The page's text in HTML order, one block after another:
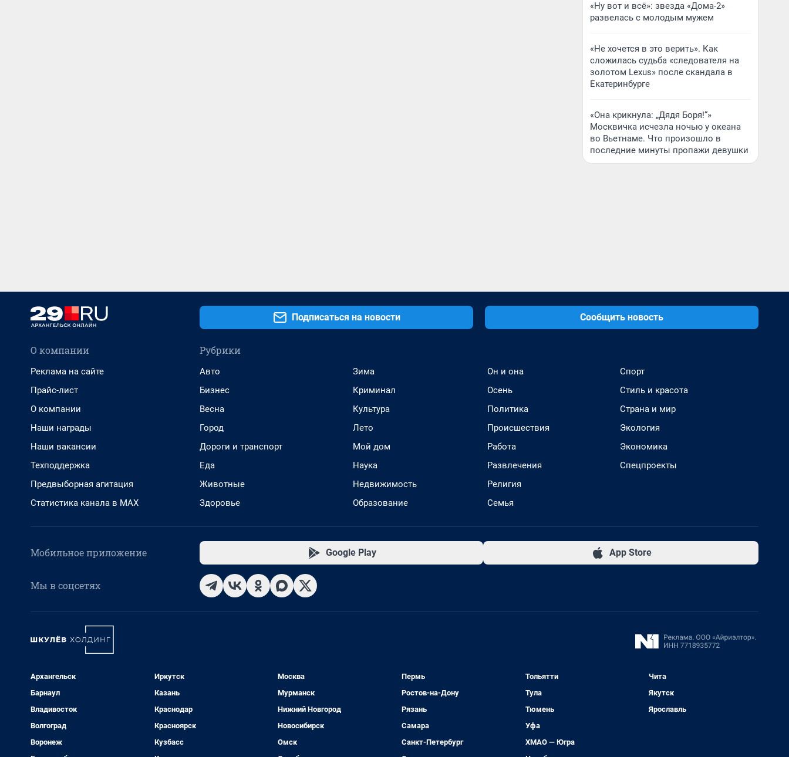
«Ну вот и всё»: звезда «Дома-2»
развелась с молодым мужем
«Не хочется в это верить». Как
сложилась судьба «следователя на
золотом Lexus» после скандала в
Екатеринбурге
«Она крикнула: „Дядя Боря!“»
Москвичка исчезла ночью у океана
во Вьетнаме. Что произошло в
последние минуты пропажи девушки
Подписаться на новости Сообщить новость
О компании
Реклама на сайте
Прайс-лист
О компании
Наши награды
Наши вакансии
Техподдержка
Предвыборная агитация
Статистика канала в MAX
Рубрики
Авто
Бизнес
Весна
Город
Дороги и транспорт
Еда
Животные
Здоровье
Зима
Криминал
Культура
Лето
Мой дом
Наука
Недвижимость
Образование
Он и она
Осень
Политика
Происшествия
Работа
Развлечения
Религия
Семья
Спорт
Стиль и красота
Страна и мир
Экология
Экономика
Спецпроекты
Мобильное приложение Google Play App Store
Мы в соцсетях
Архангельск
Барнаул
Владивосток
Волгоград
Воронеж
Иркутск
Казань
Краснодар
Красноярск
Кузбасс
Москва
Мурманск
Нижний Новгород
Новосибирск
Омск
Пермь
Ростов-на-Дону
Рязань
Самара
Санкт-Петербург
Тольятти
Тула
Тюмень
Уфа
ХМАО — Югра
Чита
Якутск
Ярославль